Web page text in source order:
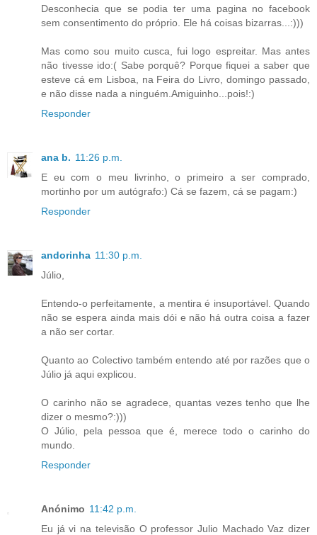
Desconhecia que se podia ter uma pagina no facebook
sem consentimento do próprio. Ele há coisas bizarras...:)))
Mas como sou muito cusca, fui logo espreitar. Mas antes
não tivesse ido:( Sabe porquê? Porque fiquei a saber que
esteve cá em Lisboa, na Feira do Livro, domingo passado,
e não disse nada a ninguém.Amiguinho...pois!:)
Responder
ana b. 11:26 p.m.
E eu com o meu livrinho, o primeiro a ser comprado,
mortinho por um autógrafo:) Cá se fazem, cá se pagam:)
Responder
andorinha 11:30 p.m.
Júlio,
Entendo-o perfeitamente, a mentira é insuportável. Quando
não se espera ainda mais dói e não há outra coisa a fazer
a não ser cortar.
Quanto ao Colectivo também entendo até por razões que o
Júlio já aqui explicou.
O carinho não se agradece, quantas vezes tenho que lhe
dizer o mesmo?:)))
O Júlio, pela pessoa que é, merece todo o carinho do
mundo.
Responder
Anónimo 11:42 p.m.
Eu já vi na televisão O professor Julio Machado Vaz dizer